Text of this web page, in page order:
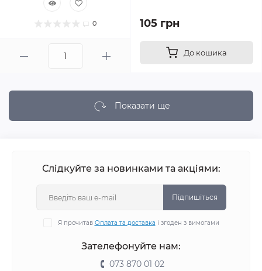
0 105 грн
До кошика
Показати ще
Слідкуйте за новинками та акціями:
Підпишіться
Я прочитав Оплата та доставка і згоден з вимогами
Зателефонуйте нам:
073 870 01 02